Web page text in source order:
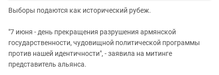
Выборы подаются как исторический рубеж.
"7 июня - день прекращения разрушения армянской
государственности, чудовищной политической программы
против нашей идентичности", - заявила на митинге
представитель альянса.